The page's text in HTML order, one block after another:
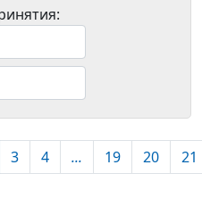
3 4 ... 19 20 21